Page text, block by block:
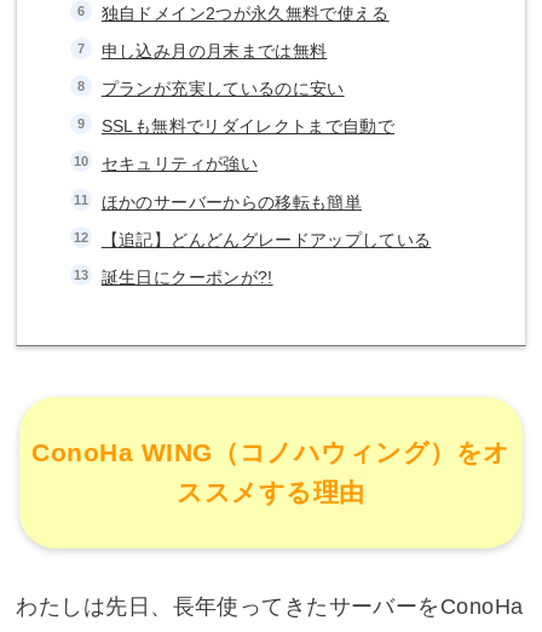
独自ドメイン2つが永久無料で使える
申し込み月の月末までは無料
プランが充実しているのに安い
SSLも無料でリダイレクトまで自動で
セキュリティが強い
ほかのサーバーからの移転も簡単
【追記】どんどんグレードアップしている
誕生日にクーポンが?!
ConoHa WING（コノハウィング）をオ
ススメする理由
わたしは先日、長年使ってきたサーバーをConoHa